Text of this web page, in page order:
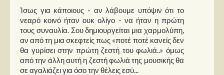
Ίσως για κάποιους - αν λάβουμε υπόψιν ότι το
νεαρό κοινό ήταν ουκ ολίγο - να ήταν η πρώτη
τους συναυλία. Σου δημιουργείται μια χαρμολύπη,
αν από τη μια σκεφτείς πως «ποτέ ποτέ κανείς δεν
θα γυρίσει στην πρώτη ζεστή του φωλιά..» όμως
από την άλλη αυτή η ζεστή φωλιά της μουσικής θα
σε αγαλιάζει για όσο την θέλεις εσύ...